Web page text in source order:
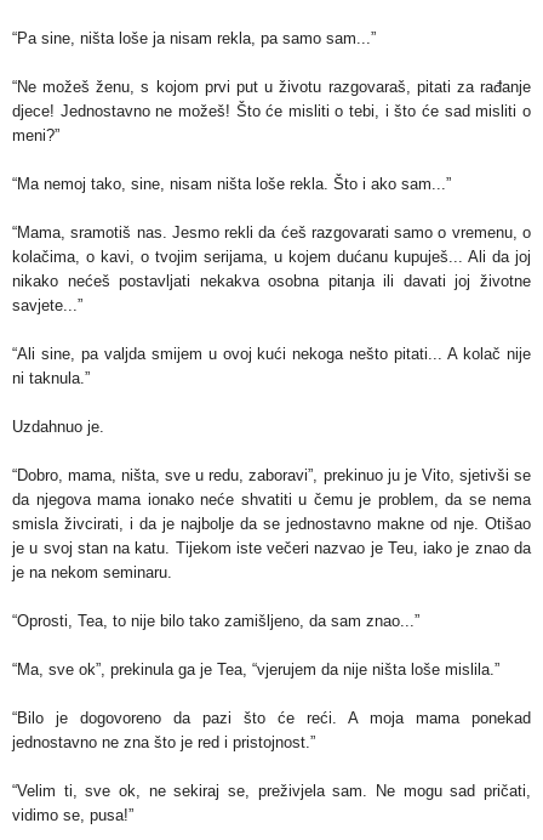
“Pa sine, ništa loše ja nisam rekla, pa samo sam...”
“Ne možeš ženu, s kojom prvi put u životu razgovaraš, pitati za rađanje
djece! Jednostavno ne možeš! Što će misliti o tebi, i što će sad misliti o
meni?”
“Ma nemoj tako, sine, nisam ništa loše rekla. Što i ako sam...”
“Mama, sramotiš nas. Jesmo rekli da ćeš razgovarati samo o vremenu, o
kolačima, o kavi, o tvojim serijama, u kojem dućanu kupuješ... Ali da joj
nikako nećeš postavljati nekakva osobna pitanja ili davati joj životne
savjete...”
“Ali sine, pa valjda smijem u ovoj kući nekoga nešto pitati... A kolač nije
ni taknula.”
Uzdahnuo je.
“Dobro, mama, ništa, sve u redu, zaboravi”, prekinuo ju je Vito, sjetivši se
da njegova mama ionako neće shvatiti u čemu je problem, da se nema
smisla živcirati, i da je najbolje da se jednostavno makne od nje. Otišao
je u svoj stan na katu. Tijekom iste večeri nazvao je Teu, iako je znao da
je na nekom seminaru.
“Oprosti, Tea, to nije bilo tako zamišljeno, da sam znao...”
“Ma, sve ok”, prekinula ga je Tea, “vjerujem da nije ništa loše mislila.”
“Bilo je dogovoreno da pazi što će reći. A moja mama ponekad
jednostavno ne zna što je red i pristojnost.”
“Velim ti, sve ok, ne sekiraj se, preživjela sam. Ne mogu sad pričati,
vidimo se, pusa!”